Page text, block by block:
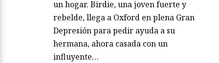
un hogar. Birdie, una joven fuerte y
rebelde, llega a Oxford en plena Gran
Depresión para pedir ayuda a su
hermana, ahora casada con un
influyente…